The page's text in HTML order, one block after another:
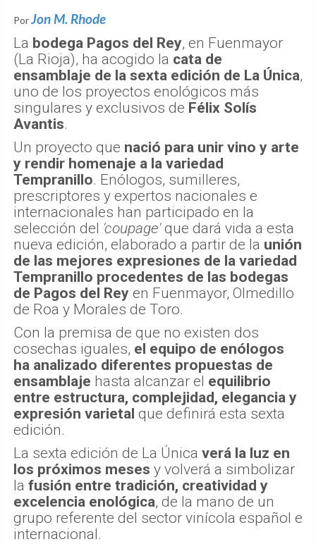
PorJon M. Rhode
La bodega Pagos del Rey, en Fuenmayor
(La Rioja), ha acogido la cata de
ensamblaje de la sexta edición de La Única,
uno de los proyectos enológicos más
singulares y exclusivos de Félix Solís
Avantis.
Un proyecto que nació para unir vino y arte
y rendir homenaje a la variedad
Tempranillo. Enólogos, sumilleres,
prescriptores y expertos nacionales e
internacionales han participado en la
selección del 'coupage'que dará vida a esta
nueva edición, elaborado a partir de la unión
de las mejores expresiones de la variedad
Tempranillo procedentes de las bodegas
de Pagos del Rey en Fuenmayor, Olmedillo
de Roa y Morales de Toro.
Con la premisa de que no existen dos
cosechas iguales, el equipo de enólogos
ha analizado diferentes propuestas de
ensamblaje hasta alcanzar el equilibrio
entre estructura, complejidad, elegancia y
expresión varietal que definirá esta sexta
edición.
La sexta edición de La Única verá la luz en
los próximos meses y volverá a simbolizar
la fusión entre tradición, creatividad y
excelencia enológica, de la mano de un
grupo referente del sector vinícola español e
internacional.